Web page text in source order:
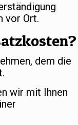
vor Ort.
dem die
wir mit Ihnen